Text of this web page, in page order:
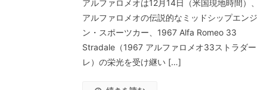
アルファロメオは12月14日（米国現地時間）、
アルファロメオの伝説的なミッドシップエンジ
ン・スポーツカー、1967 Alfa Romeo 33
Stradale（1967 アルファロメオ33ストラダー
レ）の栄光を受け継い […]